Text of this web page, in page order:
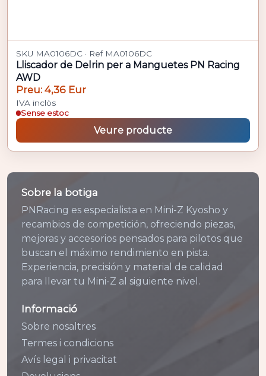
SKU MA0106DC · Ref MA0106DC
Lliscador de Delrin per a Manguetes PN Racing
AWD
Preu: 4,36 Eur
IVA inclòs
Sense estoc
Veure producte
Sobre la botiga
PNRacing es especialista en Mini-Z Kyosho y
recambios de competición, ofreciendo piezas,
mejoras y accesorios pensados para pilotos que
buscan el máximo rendimiento en pista.
Experiencia, precisión y material de calidad
para llevar tu Mini-Z al siguiente nivel.
Informació
Sobre nosaltres
Termes i condicions
Avís legal i privacitat